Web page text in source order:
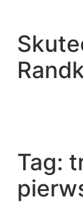
treści
Tag: